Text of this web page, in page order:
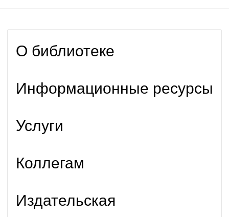
О библиотеке
Информационные ресурсы
Услуги
Коллегам
Издательская